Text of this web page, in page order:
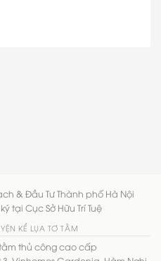
& Đầu Tư Thành phố Hà Nội
tại Cục Sở Hữu Trí Tuệ
KỂ LỤA TƠ TẰM
tằm thủ công cao cấp